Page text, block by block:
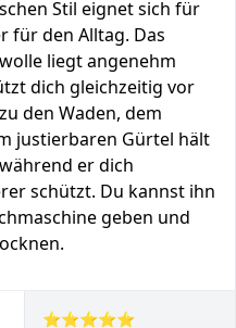
Stil eignet sich für
für den Alltag. Das
liegt angenehm
dich gleichzeitig vor
den Waden, dem
justierbaren Gürtel hält
er dich
schützt. Du kannst ihn
geben und
⭐⭐⭐⭐⭐